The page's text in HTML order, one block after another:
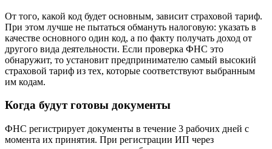
От того, какой код будет основным, зависит страховой тариф.
При этом лучше не пытаться обмануть налоговую: указать в
качестве основного один код, а по факту получать доход от
другого вида деятельности. Если проверка ФНС это
обнаружит, то установит предпринимателю самый высокий
страховой тариф из тех, которые соответствуют выбранным
им кодам.
Когда будут готовы документы
ФНС регистрирует документы в течение 3 рабочих дней с
момента их принятия. При регистрации ИП через